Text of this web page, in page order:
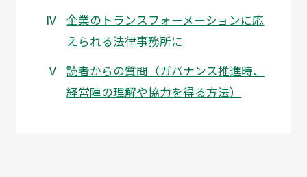
企業のトランスフォーメーションに応
えられる法律事務所に
読者からの質問（ガバナンス推進時、
経営陣の理解や協力を得る方法）